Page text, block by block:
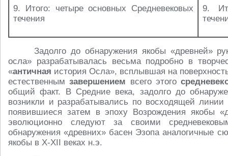
9. Итого: четыре основных Средневековых
течения
9.
Задолго до обнаружения якобы «древней»
осла» разрабатывалась весьма подробно в
«античная история Осла», всплывшая на
естественнымзавершением всего этого
общий факт. В Средние века, задолго до
возникли и разрабатывались по восходящей
появившиеся затем в эпоху Возрождения якобы
эволюционно следуют за своими
обнаружения «древних» басен Эзопа аналогичные
якобы в X-XII веках н.э.